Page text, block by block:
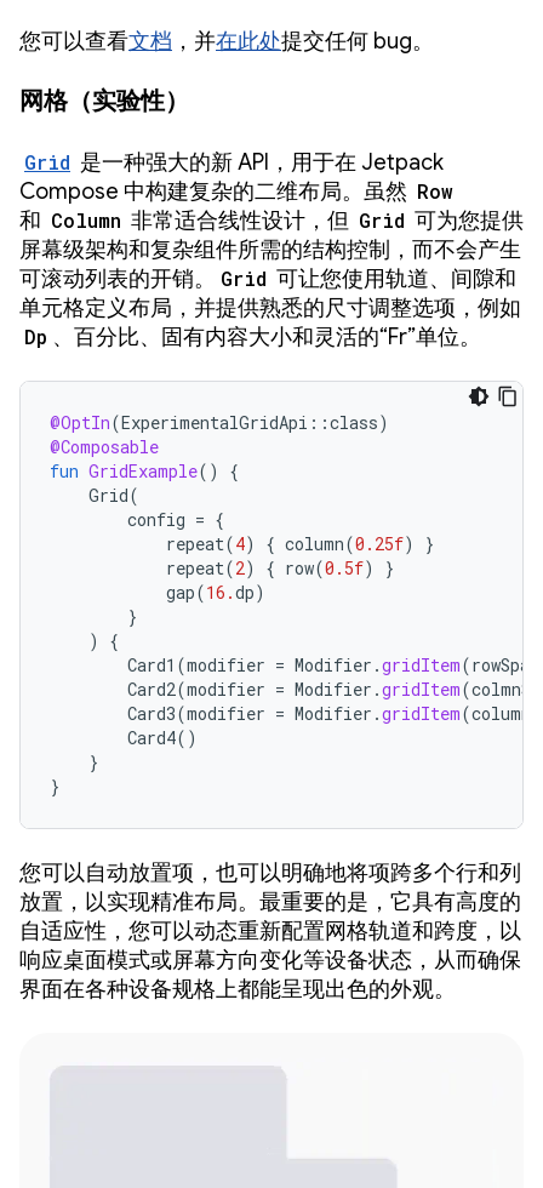
您可以查看文档 ，并在此处提交任何 bug。
网格（实验性）
Grid 是一种强大的新 API，用于在 Jetpack
Compose 中构建复杂的二维布局。虽然 Row
和 Column 非常适合线性设计，但 Grid 可为您提供
屏幕级架构和复杂组件所需的结构控制，而不会产生
可滚动列表的开销。
Grid 可让您使用轨道、间隙和
单元格定义布局，并提供熟悉的尺寸调整选项，例如
Dp 、百分比、固有内容大小和灵活的“Fr”单位。
@OptIn(ExperimentalGridApi ::class)
@Composable
fun GridExample()
{
Grid(
config = {
repeat(4) { column(0.25f)
}
repeat(2) { row(0.5f)
}
gap(16.dp)
}
)
{
Card1 (modifier = Modifier .gridItem(rowSpan
Card2(modifier = Modifier .gridItem(
Card3(modifier = Modifier .gridItem(
Card4()
}
}
您可以自动放置项，也可以明确地将项跨多个行和列
放置，以实现精准布局。最重要的是，它具有高度的
自适应性，您可以动态重新配置网格轨道和跨度，以
响应桌面模式或屏幕方向变化等设备状态，从而确保
界面在各种设备规格上都能呈现出色的外观。